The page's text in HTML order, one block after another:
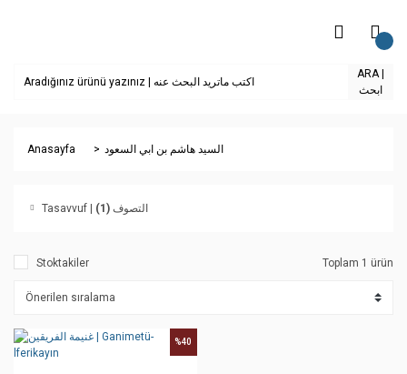
ARA |
ابحث
Anasayfa السيد هاشم بن ابي السعود
Tasavvuf | التصوف(1)
Stoktakiler Toplam 1 ürün
%40